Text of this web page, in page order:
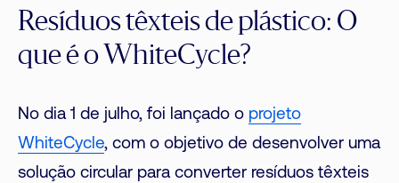
Resíduos têxteis de plástico: O
que é o WhiteCycle?
No dia 1 de julho, foi lançado o projeto
WhiteCycle, com o objetivo de desenvolver uma
solução circular para converter resíduos têxteis